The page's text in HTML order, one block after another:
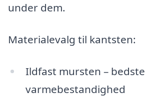
under dem.
Materialevalg til kantsten:
Ildfast mursten – bedste
varmebestandighed